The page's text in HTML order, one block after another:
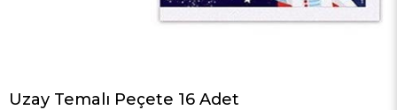
Uzay Temalı Peçete 16 Adet